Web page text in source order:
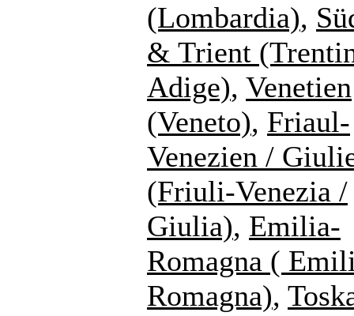
(Lombardia),
& Trient
Adige), Venetien
(Veneto), Friaul-
Venezien /
(Friuli-Venezia /
Giulia), Emilia-
Romagna (
Romagna),